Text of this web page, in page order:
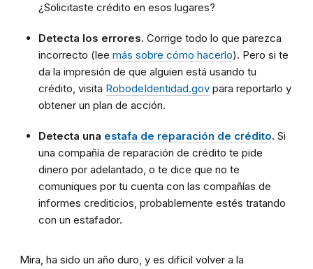
¿Solicitaste crédito en esos lugares?
Detecta los errores. Corrige todo lo que parezca
incorrecto (lee más sobre cómo hacerlo). Pero si te
da la impresión de que alguien está usando tu
crédito, visita RobodeIdentidad.gov para reportarlo y
obtener un plan de acción.
Detecta una estafa de reparación de crédito. Si
una compañía de reparación de crédito te pide
dinero por adelantado, o te dice que no te
comuniques por tu cuenta con las compañías de
informes crediticios, probablemente estés tratando
con un estafador.
Mira, ha sido un año duro, y es difícil volver a la